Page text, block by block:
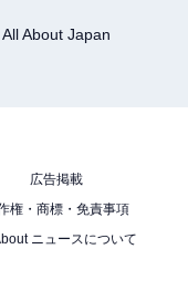
All About Japan
広告掲載
権・商標・免責事項
ニュースについて